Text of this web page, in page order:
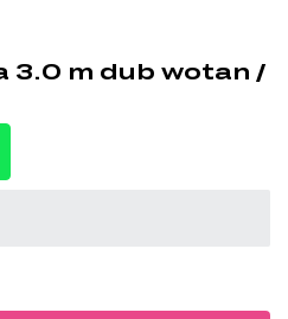
3.0 m dub wotan /